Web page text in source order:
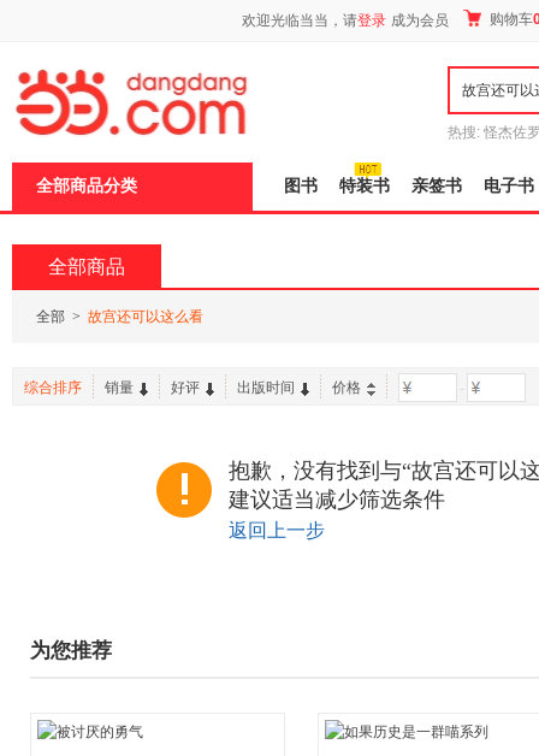
欢迎光临当当，请登录 成为会员 购物车
热搜: 怪杰佐
全部商品分类 图书 特装书 亲签书 电子书
全部商品
全部 > 故宫还可以这么看
综合排序 销量 好评 出版时间 价格 -
抱歉，没有找到与“故宫还可以
建议适当减少筛选条件
返回上一步
为您推荐
页
加